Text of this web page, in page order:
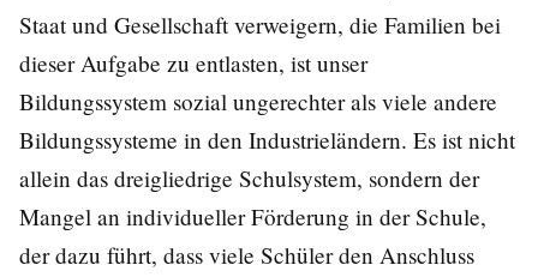
Staat und Gesellschaft verweigern, die Familien bei
dieser Aufgabe zu entlasten, ist unser
Bildungssystem sozial ungerechter als viele andere
Bildungssysteme in den Industrieländern. Es ist nicht
allein das dreigliedrige Schulsystem, sondern der
Mangel an individueller Förderung in der Schule,
der dazu führt, dass viele Schüler den Anschluss